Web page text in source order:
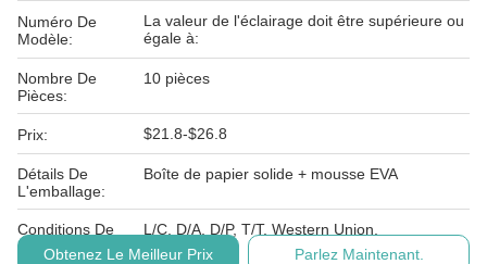
Numéro De
Modèle:
La valeur de l'éclairage doit être supérieure ou
égale à:
Nombre De
Pièces:
10 pièces
Prix: $21.8-$26.8
Détails De
L'emballage:
Boîte de papier solide + mousse EVA
Conditions De
Paiement:
L/C, D/A, D/P, T/T, Western Union,
Obtenez Le Meilleur Prix
Parlez Maintenant.